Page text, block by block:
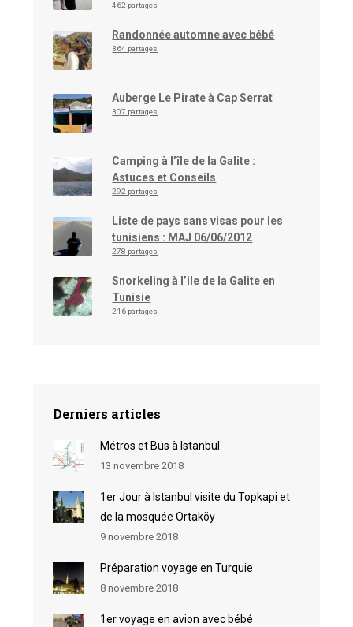
462 partages
Randonnée automne avec bébé
364 partages
Auberge Le Pirate à Cap Serrat
307 partages
Camping à l’île de la Galite :
Astuces et Conseils
292 partages
Liste de pays sans visas pour les
tunisiens : MAJ 06/06/2012
278 partages
Snorkeling à l’ile de la Galite en
Tunisie
216 partages
Derniers articles
Métros et Bus à Istanbul
13 novembre 2018
1er Jour à Istanbul visite du Topkapi et
de la mosquée Ortaköy
9 novembre 2018
Préparation voyage en Turquie
8 novembre 2018
1er voyage en avion avec bébé